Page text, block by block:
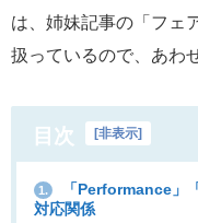
は、姉妹記事の「フェ
扱っているので、あわ
目次 [非表示]
1.
「Performance」
対応関係